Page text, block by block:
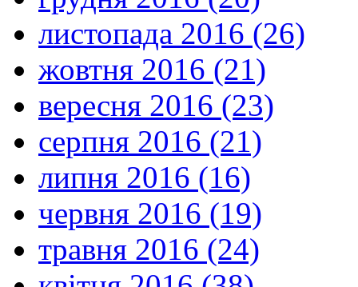
листопада 2016 (26)
жовтня 2016 (21)
вересня 2016 (23)
серпня 2016 (21)
липня 2016 (16)
червня 2016 (19)
травня 2016 (24)